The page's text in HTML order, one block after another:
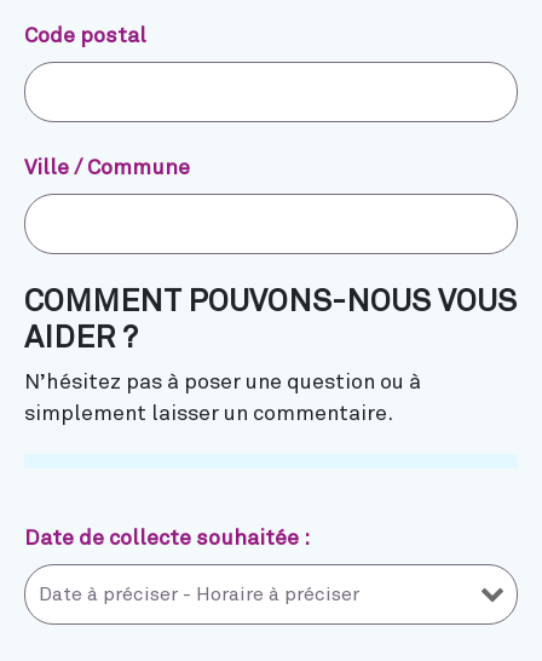
Code postal
Ville / Commune
COMMENT POUVONS-NOUS VOUS
AIDER ?
N’hésitez pas à poser une question ou à
simplement laisser un commentaire.
Date de collecte souhaitée :